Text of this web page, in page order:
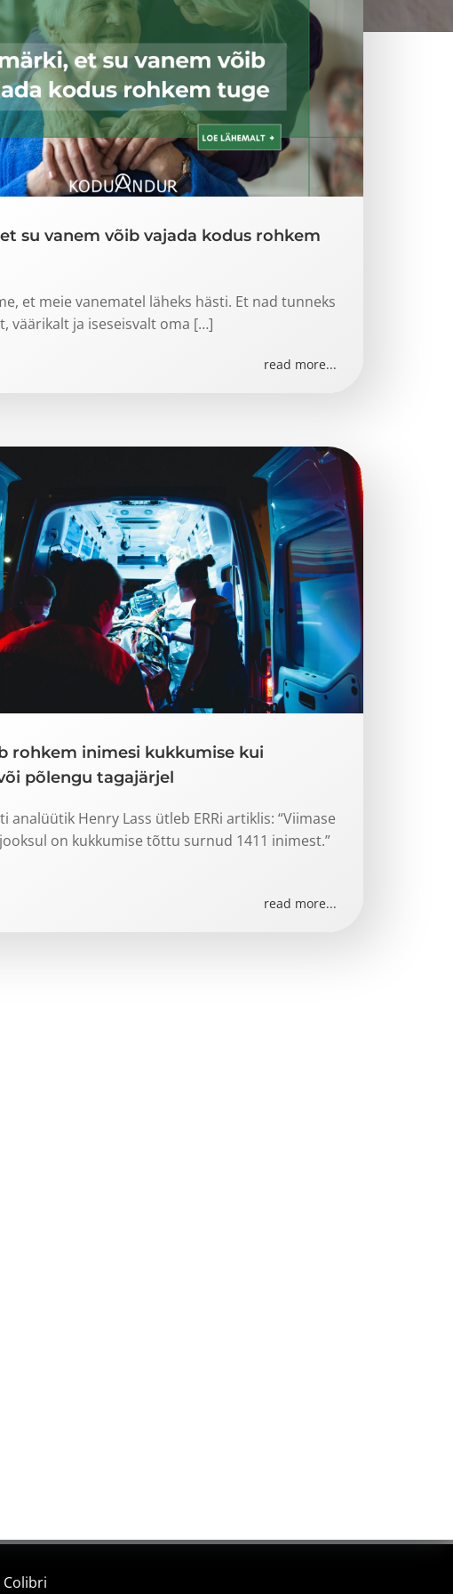
su vanem võib vajada kodus rohkem
et meie vanematel läheks hästi. Et nad tunneks
väärikalt ja iseseisvalt oma […]
read more...
rohkem inimesi kukkumise kui
põlengu tagajärjel
analüütik Henry Lass ütleb ERRi artiklis: “Viimase
on kukkumise tõttu surnud 1411 inimest.”
read more...
Colibri